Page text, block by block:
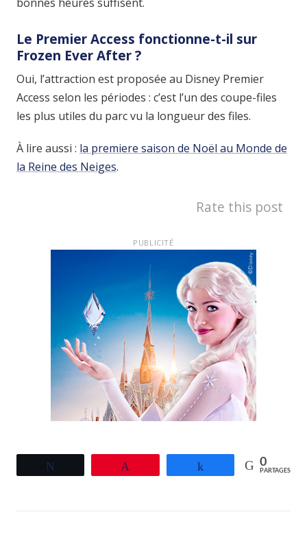
Le Premier Access fonctionne-t-il sur
Frozen Ever After ?
Oui, l’attraction est proposée au Disney Premier
Access selon les périodes : c’est l’un des coupe-files
les plus utiles du parc vu la longueur des files.
À lire aussi : la premiere saison de Noël au Monde de
la Reine des Neiges.
Rate this post
PUBLICITÉ
Partagez 0
PARTAGES